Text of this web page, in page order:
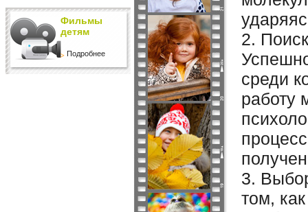
Фильмы
детям
Подробнее
2.
среди
работу
3.
том,